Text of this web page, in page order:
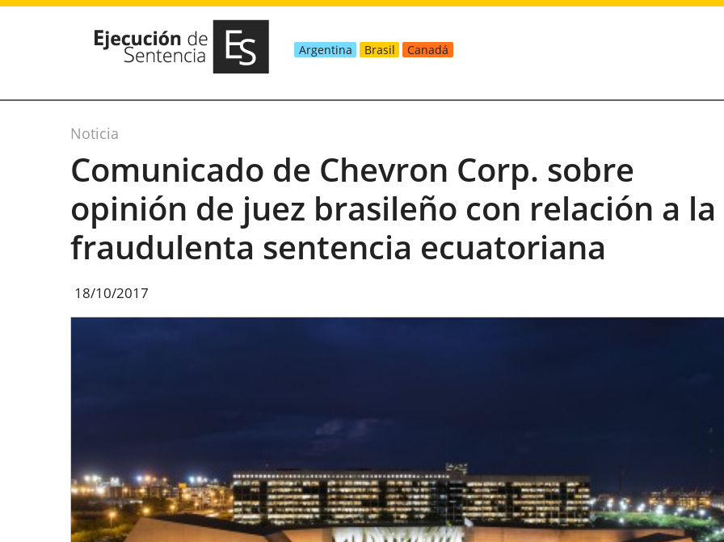
Argentina Brasil Canadá
Noticia
Comunicado de Chevron Corp. sobre
opinión de juez brasileño con relación a la
fraudulenta sentencia ecuatoriana
18/10/2017